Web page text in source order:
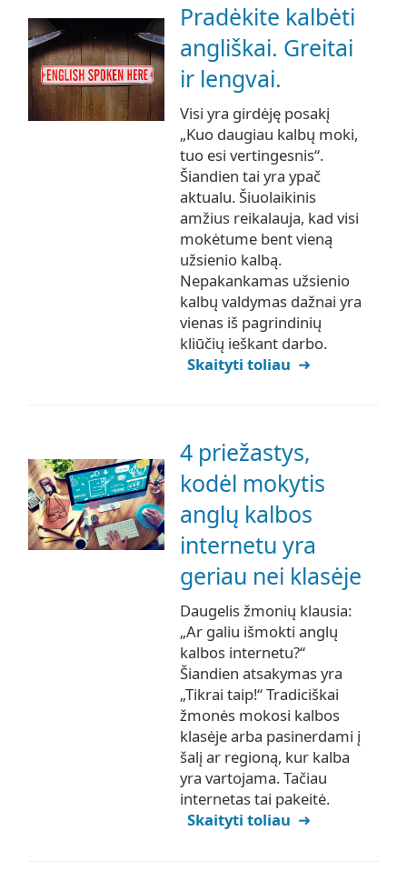
Pradėkite kalbėti
angliškai. Greitai
ir lengvai.
Visi yra girdėję posakį
„Kuo daugiau kalbų moki,
tuo esi vertingesnis“.
Šiandien tai yra ypač
aktualu. Šiuolaikinis
amžius reikalauja, kad visi
mokėtume bent vieną
užsienio kalbą.
Nepakankamas užsienio
kalbų valdymas dažnai yra
vienas iš pagrindinių
kliūčių ieškant darbo.
Skaityti toliau
4 priežastys,
kodėl mokytis
anglų kalbos
internetu yra
geriau nei klasėje
Daugelis žmonių klausia:
„Ar galiu išmokti anglų
kalbos internetu?“
Šiandien atsakymas yra
„Tikrai taip!“ Tradiciškai
žmonės mokosi kalbos
klasėje arba pasinerdami į
šalį ar regioną, kur kalba
yra vartojama. Tačiau
internetas tai pakeitė.
Skaityti toliau